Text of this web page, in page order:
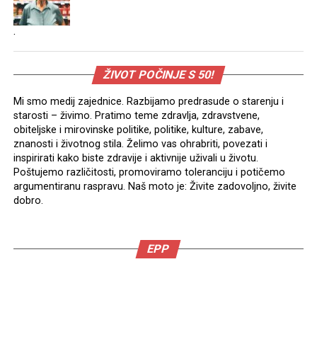
.
ŽIVOT POČINJE S 50!
Mi smo medij zajednice. Razbijamo predrasude o starenju i
starosti – živimo. Pratimo teme zdravlja, zdravstvene,
obiteljske i mirovinske politike, politike, kulture, zabave,
znanosti i životnog stila. Želimo vas ohrabriti, povezati i
inspirirati kako biste zdravije i aktivnije uživali u životu.
Poštujemo različitosti, promoviramo toleranciju i potičemo
argumentiranu raspravu. Naš moto je: Živite zadovoljno, živite
dobro.
EPP